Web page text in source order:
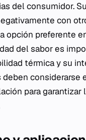
del consumidor.
con
opción preferente
del sabor es
térmica y su
considerarse
para garantizar